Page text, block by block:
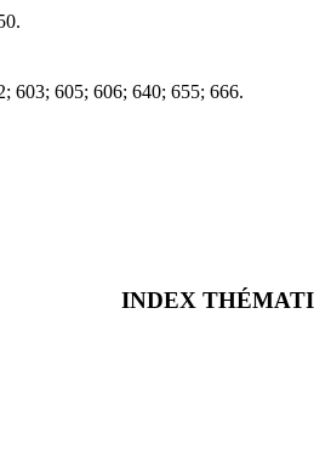
603; 605; 606; 640; 655; 666.
INDEX